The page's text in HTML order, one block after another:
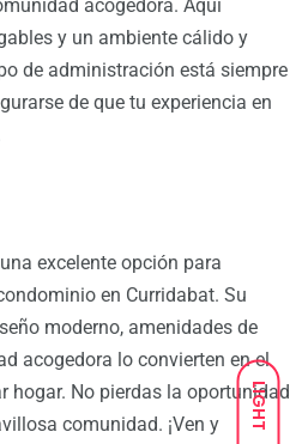
LIGHT
acogedora. Aquí
y un ambiente cálido y
de administración está siempre
de que tu experiencia en
excelente opción para
en Curridabat. Su
moderno, amenidades de
acogedora lo convierten en el
hogar. No pierdas la oportunidad
comunidad. ¡Ven y